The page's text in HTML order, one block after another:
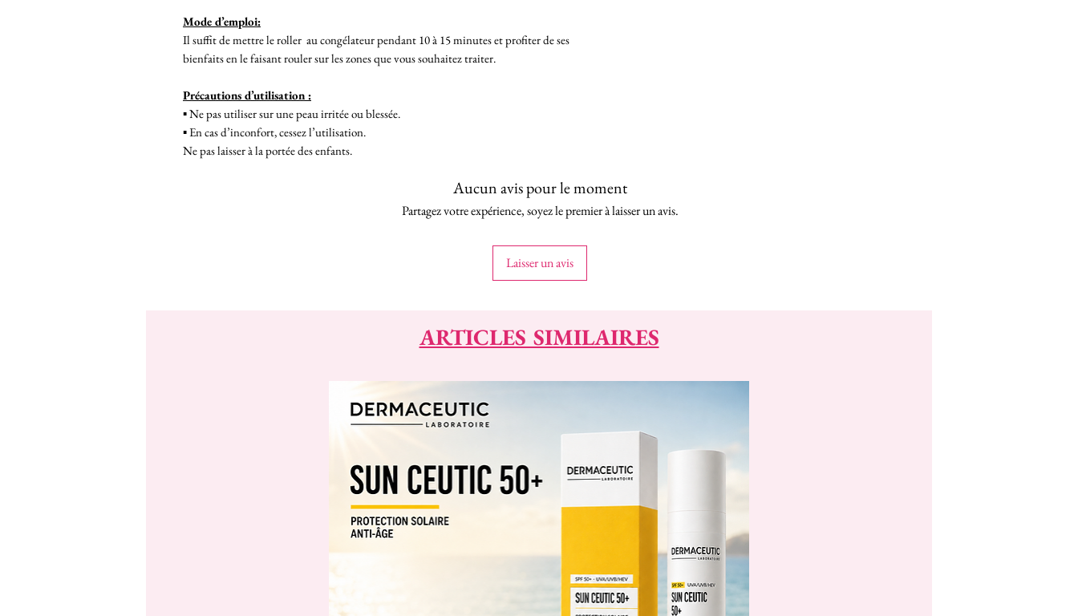
Mode d’emploi:
Il suffit de mettre le roller au congélateur pendant 10 à 15 minutes et profiter de ses
bienfaits en le faisant rouler sur les zones que vous souhaitez traiter.
Précautions d’utilisation :
▪︎ Ne pas utiliser sur une peau irritée ou blessée.
▪︎ En cas d’inconfort, cessez l’utilisation.
Ne pas laisser à la portée des enfants.
Aucun avis pour le moment
Partagez votre expérience, soyez le premier à laisser un avis.
Laisser un avis
ARTICLES SIMILAIRES